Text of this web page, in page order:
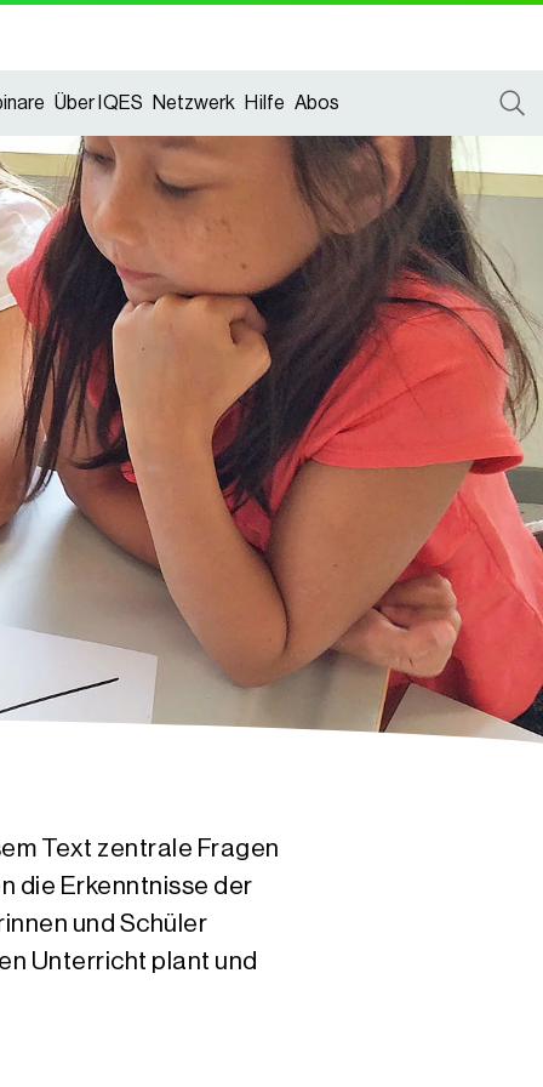
Über IQES Netzwerk Hilfe Abos
Text zentrale Fragen
die Erkenntnisse der
und Schüler
Unterricht plant und